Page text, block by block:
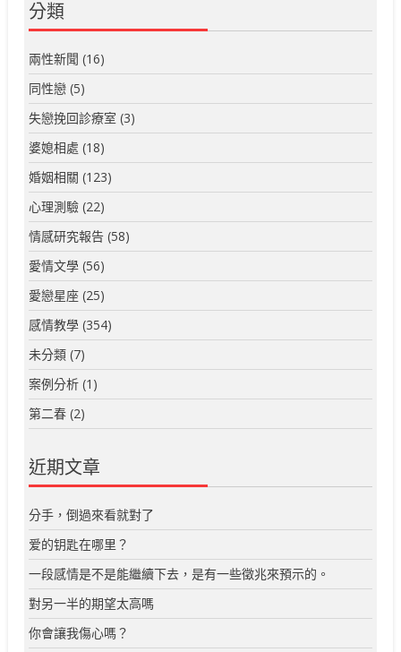
分類
兩性新聞 (16)
同性戀 (5)
失戀挽回診療室 (3)
婆媳相處 (18)
婚姻相關 (123)
心理測驗 (22)
情感研究報告 (58)
愛情文學 (56)
愛戀星座 (25)
感情教學 (354)
未分類 (7)
案例分析 (1)
第二春 (2)
近期文章
分手，倒過來看就對了
爱的钥匙在哪里？
一段感情是不是能繼續下去，是有一些徵兆來預示的。
對另一半的期望太高嗎
你會讓我傷心嗎？